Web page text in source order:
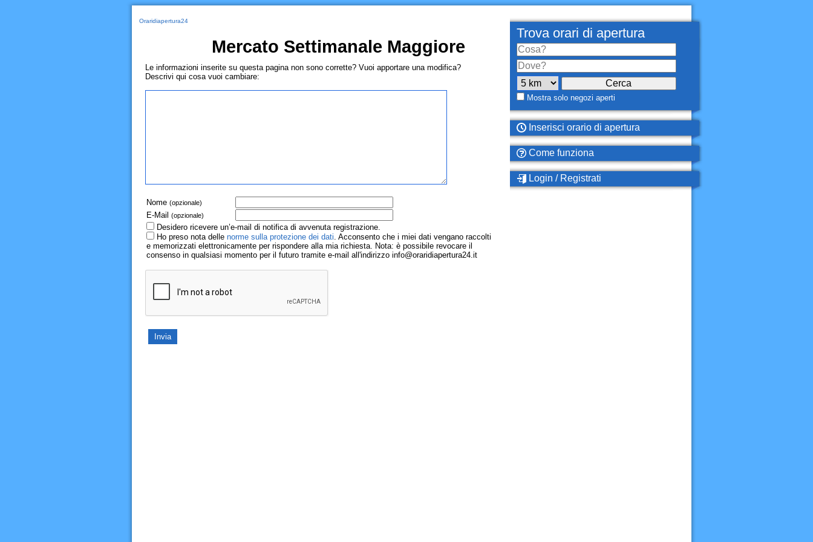
Oraridiapertura24
Mercato Settimanale Maggiore
Le informazioni inserite su questa pagina non sono corrette? Vuoi apportare una modifica?
Descrivi qui cosa vuoi cambiare:
Nome (opzionale)
E-Mail (opzionale)
Desidero ricevere un’e-mail di notifica di avvenuta registrazione.
Ho preso nota delle norme sulla protezione dei dati. Acconsento che i miei dati vengano raccolti
e memorizzati elettronicamente per rispondere alla mia richiesta. Nota: è possibile revocare il
consenso in qualsiasi momento per il futuro tramite e-mail all'indirizzo info@oraridiapertura24.it
Trova orari di apertura
Mostra solo negozi aperti
Inserisci orario di apertura
Come funziona
Login / Registrati